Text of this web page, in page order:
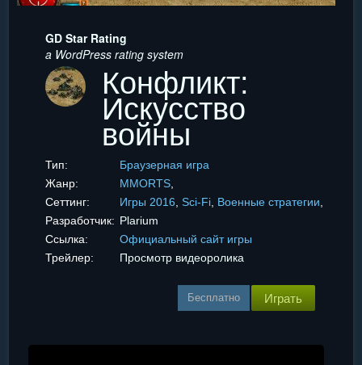
GD Star Rating
a WordPress rating system
Конфликт:
Искусство
войны
Тип:
Браузерная игра
Жанр:
MMORTS,
Сеттинг:
Игры 2016,Sci-Fi, Военные стратегии,
Разработчик: Plarium
Ссылка:
Официальный сайт игры
Трейлер:
Просмотр видеоролика
Бесплатно Играть